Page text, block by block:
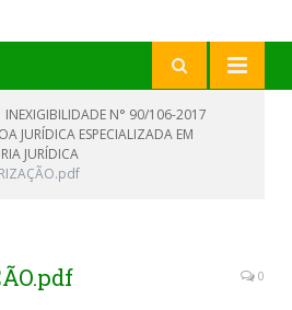
INEXIGIBILIDADE N° 90/106-2017
JURÍDICA ESPECIALIZADA EM
JURÍDICA
0